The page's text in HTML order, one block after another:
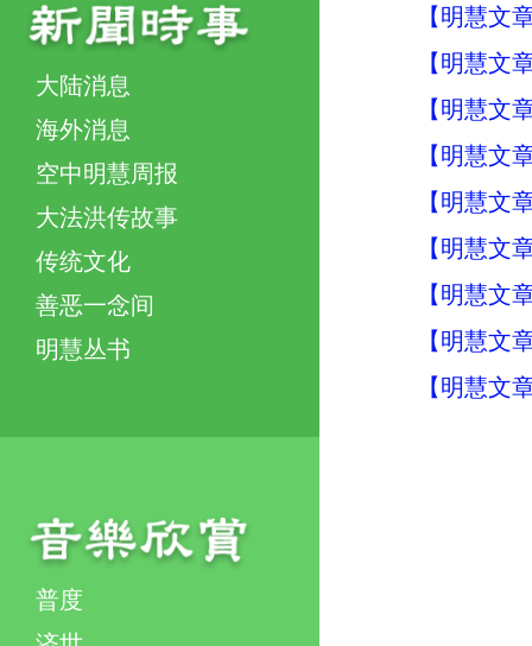
大陆消息
海外消息
空中明慧周报
大法洪传故事
传统文化
善恶一念间
明慧丛书
普度
【明慧文
【明慧文
【明慧文
【明慧文
【明慧文
【明慧文
【明慧文
【明慧文
【明慧文